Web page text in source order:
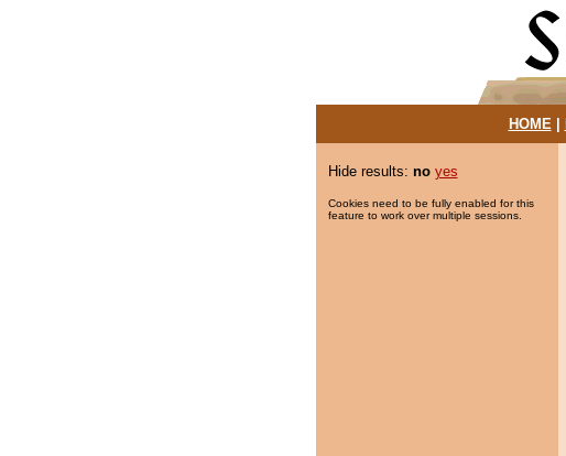
HOME|
Hide results: no yes
Cookies need to be fully enabled for this
feature to work over multiple sessions.